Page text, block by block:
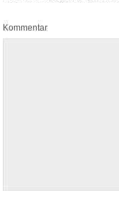
Kommentar